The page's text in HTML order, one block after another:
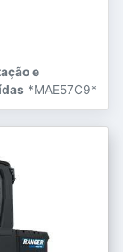
e
*MAE57C9*